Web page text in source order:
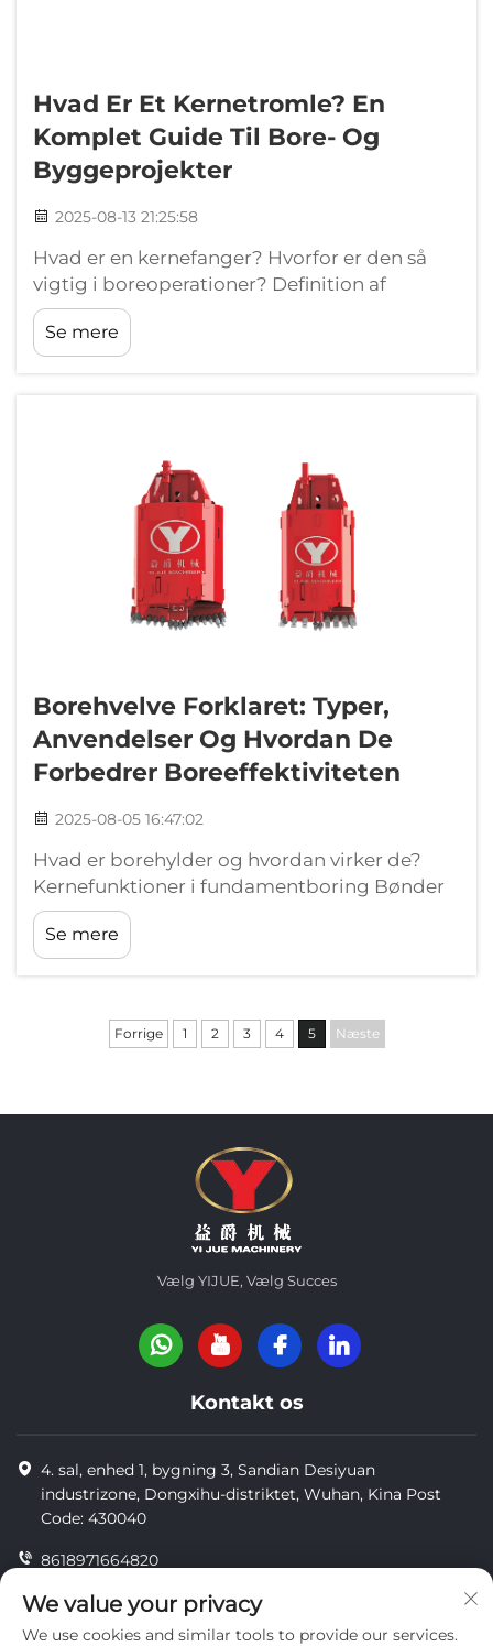
Hvad Er Et Kernetromle? En
Komplet Guide Til Bore- Og
Byggeprojekter
2025-08-13 21:25:58
Hvad er en kernefanger? Hvorfor er den så
vigtig i boreoperationer? Definition af
kernefanger, funktioner og ingeniørdesign i
geologisk og bygningsboring. Definition og
primær funktion af kernenfangere i geologisk
Se mere
Borehvelve Forklaret: Typer,
Anvendelser Og Hvordan De
Forbedrer Boreeffektiviteten
2025-08-05 16:47:02
Hvad er borehylder og hvordan virker de?
Kernefunktioner i fundamentboring Bønder
borer tre hovedopgaver under
fundamentarbejde: at grave jord ud, slippe af
med skrald og danne de lige huller vi har
Se mere
Forrige 1 2 3 4 5 Næste
Vælg YIJUE, Vælg Succes
Kontakt os
4. sal, enhed 1, bygning 3, Sandian Desiyuan
industrizone, Dongxihu-distriktet, Wuhan, Kina Post
Code: 430040
8618971664820
8618971664820
[email protected]
We value your privacy
We use cookies and similar tools to provide our services.